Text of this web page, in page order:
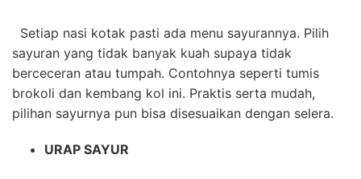
Setiap nasi kotak pasti ada menu sayurannya. Pilih
sayuran yang tidak banyak kuah supaya tidak
berceceran atau tumpah. Contohnya seperti tumis
brokoli dan kembang kol ini. Praktis serta mudah,
pilihan sayurnya pun bisa disesuaikan dengan selera.
URAP SAYUR